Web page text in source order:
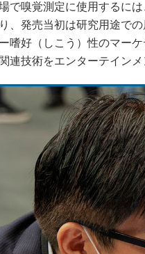
で嗅覚測定に使用するに
、発売当初は研究用途で
嗜好（しこう）性のマー
連技術をエンターテイン